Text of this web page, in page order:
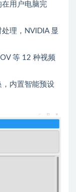
用户电脑完
理，NVIDIA 显
等 12 种视频
内置智能预设